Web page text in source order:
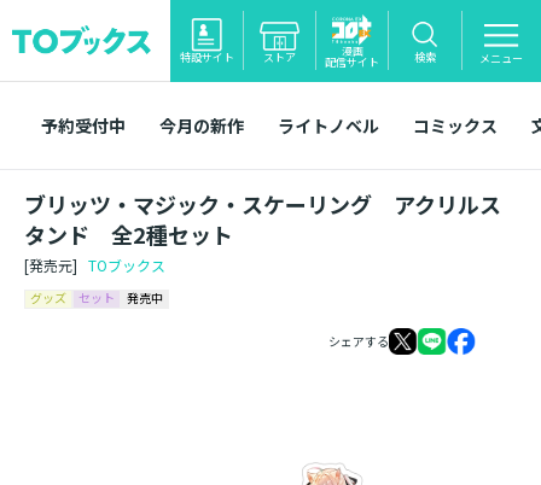
特設サイト ストア 漫画
配信サイト 検索 メニュー
予約受付中 今月の新作 ライトノベル コミックス
ブリッツ・マジック・スケーリング アクリルス
タンド 全2種セット
[発売元] TOブックス
グッズ セット 発売中
シェアする